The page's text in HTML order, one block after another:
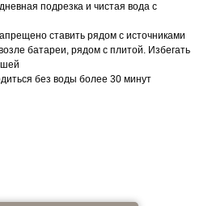
подрезка и чистая вода с
ставить рядом с источниками
батареи, рядом с плитой. Избегать
без воды более 30 минут